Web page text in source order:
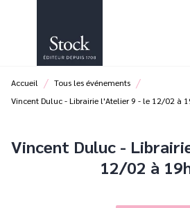
PIED DE PAGE
Accueil / Tous les événements /
Vincent Duluc - Librairie l'Atelier 9 - le 12/02 à
Vincent Duluc -
12/02 à